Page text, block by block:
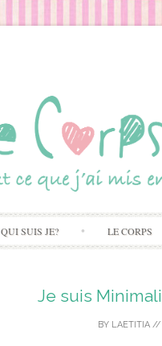
QUI SUIS JE? LE CORPS
Je suis
BY LAETITIA